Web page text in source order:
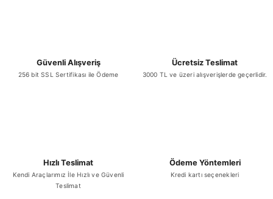
Güvenli Alışveriş
256 bit SSL Sertifikası ile Ödeme
Ücretsiz Teslimat
3000 TL ve üzeri alışverişlerde geçerlidir.
Hızlı Teslimat
Kendi Araçlarımız İle Hızlı ve Güvenli
Teslimat
Ödeme Yöntemleri
Kredi kartı seçenekleri